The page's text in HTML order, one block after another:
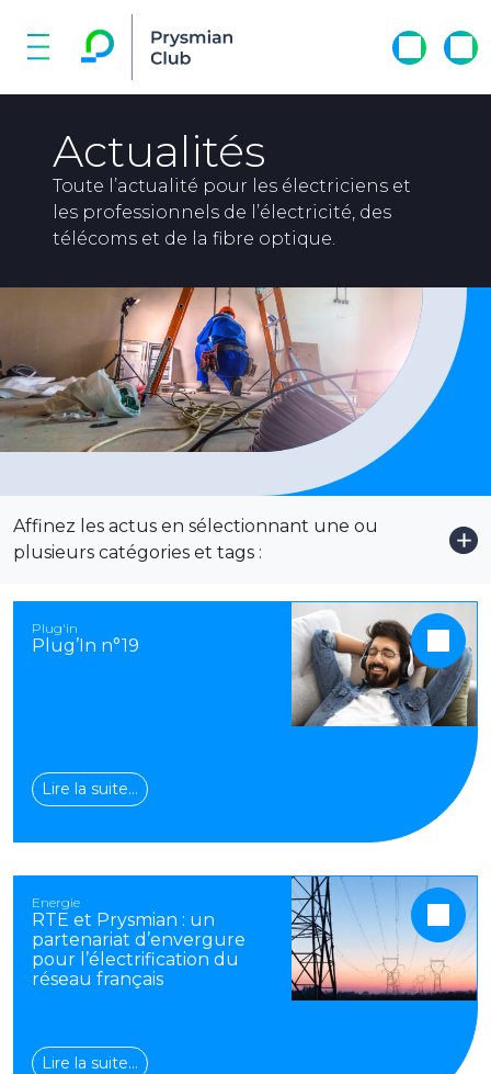
Actualités
Toute l’actualité pour les électriciens et
les professionnels de l’électricité, des
télécoms et de la fibre optique.
Affinez les actus en sélectionnant une ou
plusieurs catégories et tags :
Plug'in
Plug’In n°19
Lire la suite…
Energie
RTE et Prysmian : un
partenariat d’envergure
pour l’électrification du
réseau français
Lire la suite…